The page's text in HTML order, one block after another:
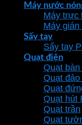
Máy nước
Máy trực
Máy gián
Sấy tay
Sấy tay
Quạt điện
Quạt
Quạt
Quạt
Quạt hút
Quạt trần
Quạt